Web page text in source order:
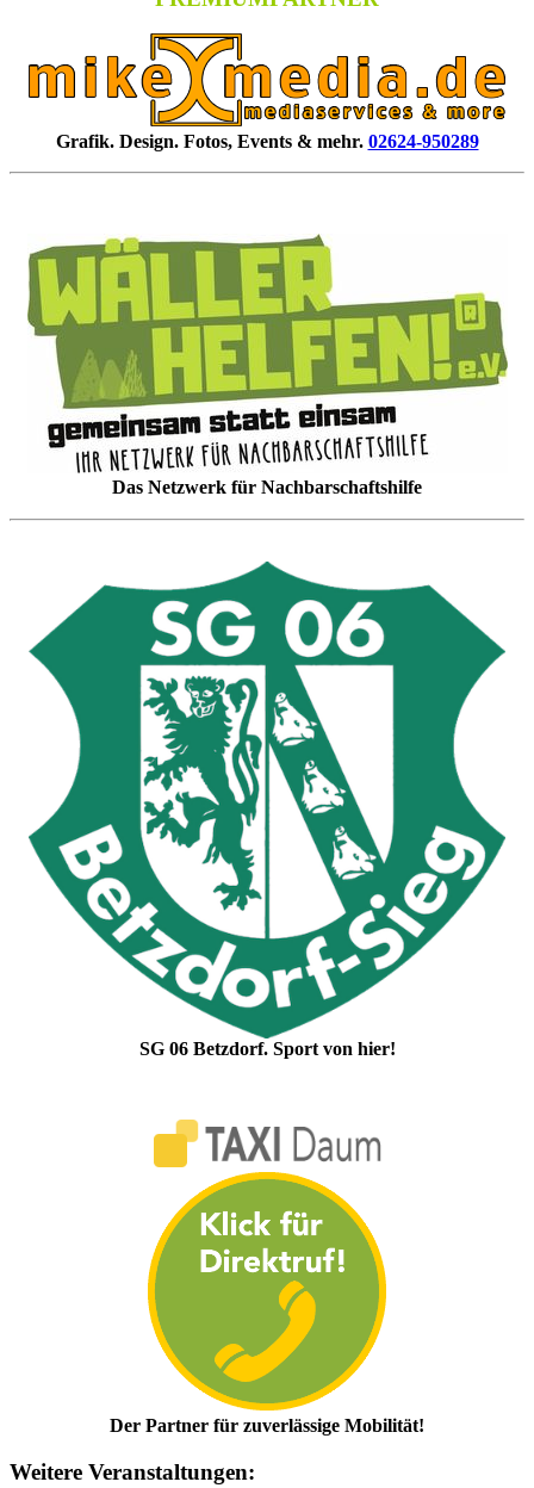
Grafik. Design. Fotos, Events & mehr. 02624-950289
Das Netzwerk für Nachbarschaftshilfe
SG 06 Betzdorf. Sport von hier!
Der Partner für zuverlässige Mobilität!
Weitere Veranstaltungen: